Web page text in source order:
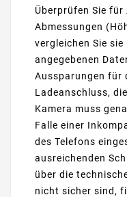
Überprüfen Sie für
Abmessungen
vergleichen Sie
angegebenen
Aussparungen für
Ladeanschluss,
Kamera muss
Falle einer
des Telefons
ausreichenden
über die
nicht sicher sind,